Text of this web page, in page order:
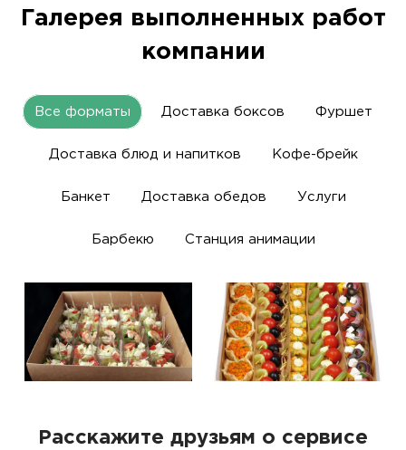
Галерея выполненных работ
компании
Все форматы Доставка боксов Фуршет
Доставка блюд и напитков Кофе-брейк
Банкет Доставка обедов Услуги
Барбекю Станция анимации
Расскажите друзьям о сервисе